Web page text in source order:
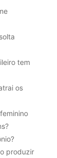
tem
os
produzir